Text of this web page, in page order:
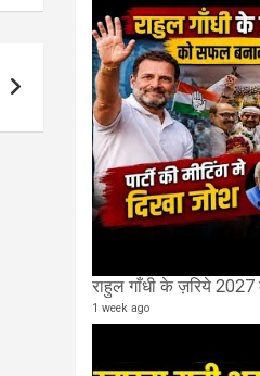
1 week ago